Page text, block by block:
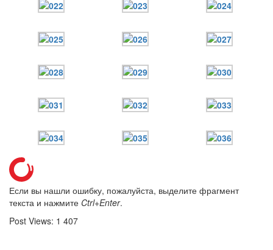
Если вы нашли ошибку, пожалуйста, выделите фрагмент
текста и нажмите Ctrl+Enter.
Post Views: 1 407